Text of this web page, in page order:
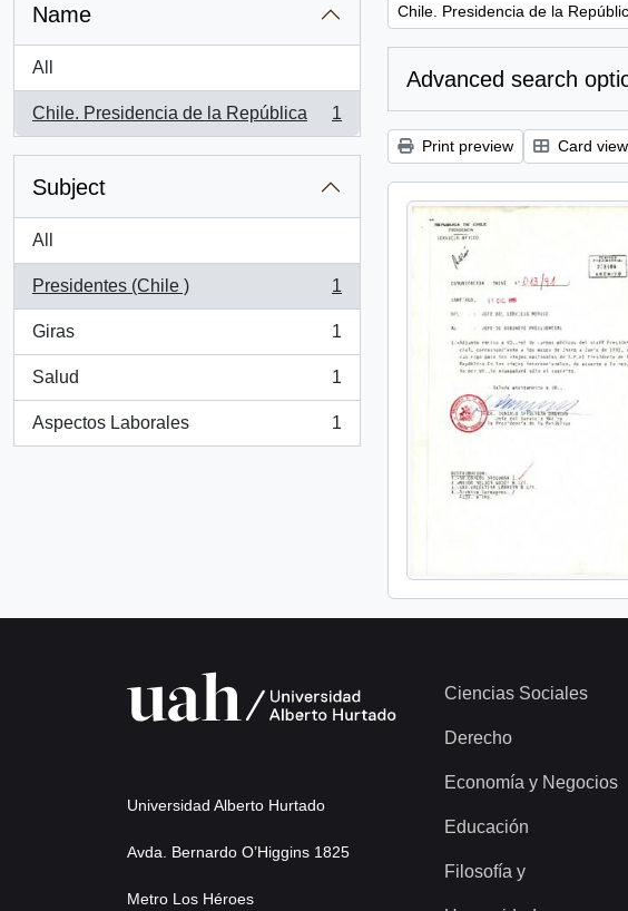
Name
All
Chile. Presidencia de la República
, 1 results
1
Subject
All
Presidentes (Chile )
, 1 results
1
Giras
, 1 results
1
Salud
, 1 results
1
Aspectos Laborales
, 1 results
1
Remove filter:
Chile. Presidencia de la
Advanced search
Print preview Card view
Universidad Alberto Hurtado
Avda. Bernardo O’Higgins 1825
Metro Los Héroes
Ciencias Sociales
Derecho
Economía y Negocios
Educación
Filosofía y